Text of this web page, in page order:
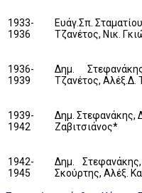
1933-
1936
Ευάγ.Σπ.
Τζανέτος, Νικ.
1936-
1939
∆ηµ.
Τζανέτος, Αλέξ.∆.
1939-
1942
∆ηµ. Στεφανάκης,
Ζαβιτσιάνος*
1942-
1945
∆ηµ.
Σκούρτης, Αλέξ.